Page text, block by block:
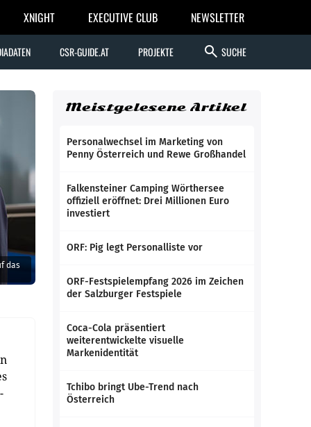
XNIGHT EXECUTIVE CLUB NEWSLETTER
CSR-GUIDE.AT PROJEKTE search SUCHE
das
Meistgelesene Artikel
Personalwechsel im Marketing von
Penny Österreich und Rewe Großhandel
Falkensteiner Camping Wörthersee
offiziell eröffnet: Drei Millionen Euro
investiert
ORF: Pig legt Personalliste vor
ORF-Festspielempfang 2026 im Zeichen
der Salzburger Festspiele
Coca-Cola präsentiert
weiterentwickelte visuelle
Markenidentität
Tchibo bringt Ube-Trend nach
Österreich